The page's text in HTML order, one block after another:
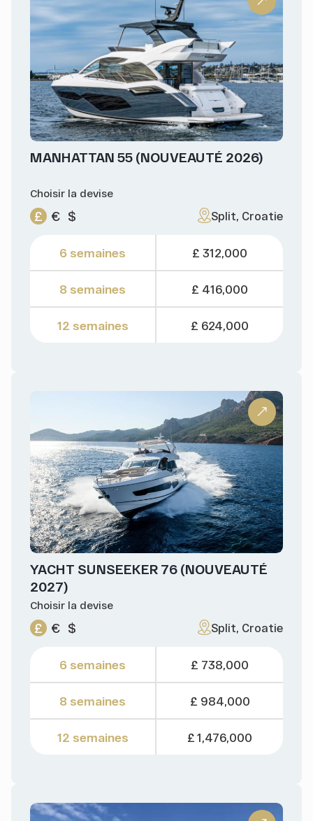
MANHATTAN 55 (NOUVEAUTÉ 2026)
Choisir la devise
£ € $ Split, Croatie
6 semaines
8 semaines
12 semaines
£ 312,000
£ 416,000
£ 624,000
YACHT SUNSEEKER 76 (NOUVEAUTÉ
2027)
Choisir la devise
£ € $ Split, Croatie
6 semaines
8 semaines
12 semaines
£ 738,000
£ 984,000
£ 1,476,000